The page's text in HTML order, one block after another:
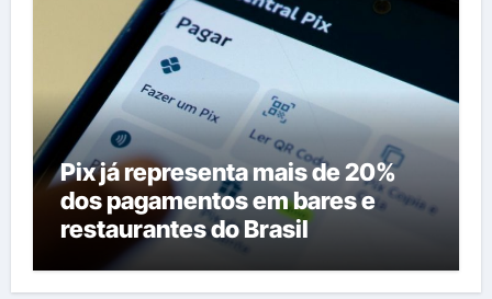
Pix já representa mais de 20%
dos pagamentos em bares e
restaurantes do Brasil